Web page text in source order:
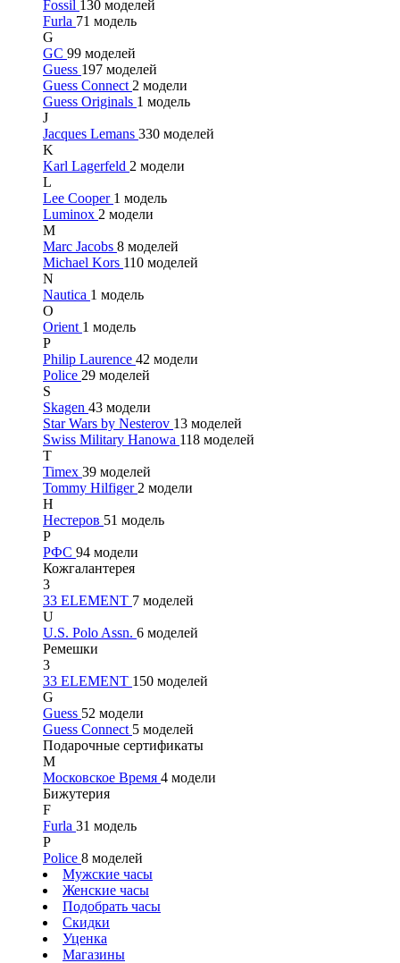
Fossil 130 моделей
Furla 71 модель
G
GC 99 моделей
Guess 197 моделей
Guess Connect 2 модели
Guess Originals 1 модель
J
Jacques Lemans 330 моделей
K
Karl Lagerfeld 2 модели
L
Lee Cooper 1 модель
Luminox 2 модели
M
Marc Jacobs 8 моделей
Michael Kors 110 моделей
N
Nautica 1 модель
O
Orient 1 модель
P
Philip Laurence 42 модели
Police 29 моделей
S
Skagen 43 модели
Star Wars by Nesterov 13 моделей
Swiss Military Hanowa 118 моделей
T
Timex 39 моделей
Tommy Hilfiger 2 модели
Н
Нестеров 51 модель
Р
РФС 94 модели
Кожгалантерея
3
33 ELEMENT 7 моделей
U
U.S. Polo Assn. 6 моделей
Ремешки
3
33 ELEMENT 150 моделей
G
Guess 52 модели
Guess Connect 5 моделей
Подарочные сертификаты
М
Московское Время 4 модели
Бижутерия
F
Furla 31 модель
P
Police 8 моделей
Мужские часы
Женские часы
Подобрать часы
Скидки
Уценка
Магазины